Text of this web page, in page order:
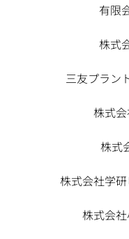
有限
株式
三友プラン
株式
株式
株式会社学
株式会